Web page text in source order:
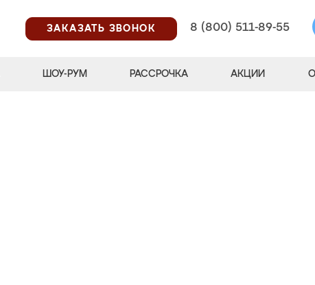
ЗАКАЗАТЬ ЗВОНОК
8 (800) 511-89-55
ШОУ-РУМ РАССРОЧКА АКЦИИ